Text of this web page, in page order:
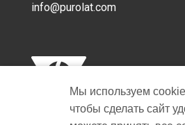
info@purolat.com
Мы используем
чтобы сделать сайт